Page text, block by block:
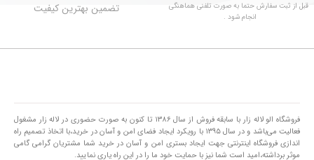
قبل از ثبت سفارش حتما به صورت تلفنی هماهنگی
انجام شود .
تضمین بهترین کیفیت
فروشگاه الو لاله زار با سابقه فروش از سال ۱۳۸۶ تا کنون به صورت حضوری در لاله زار مشغول
فعالیت می‌باشد و در سال ۱۳۹۵ با رویکرد ایجاد فضای امن و آسان در خرید،با اتخاذ تصمیم راه
اندازی فروشگاه اینترنتی جهت ایجاد بستری امن و آسان در خرید شما مشتریان گرامی گامی
موثر برداشته،امید است شما نیز با حمایت خود ما را در این راه یاری نمایید.